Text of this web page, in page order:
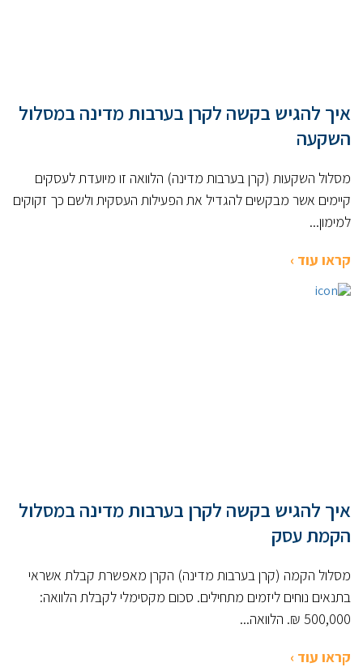
איך להגיש בקשה לקרן בערבות מדינה במסלול
השקעה
מסלול השקעות (קרן בערבות מדינה) הלוואה זו מיועדת לעסקים
קיימים אשר מבקשים להגדיל את הפעילות העסקית ולשם כך זקוקים
למימון...
קראו עוד ›
איך להגיש בקשה לקרן בערבות מדינה במסלול
הקמת עסק
מסלול הקמה (קרן בערבות מדינה) הקרן מאפשרת קבלת אשראי
בתנאים נוחים ליזמים מתחילים. סכום מקסימלי לקבלת הלוואה:
500,000 ₪. הלוואה...
קראו עוד ›